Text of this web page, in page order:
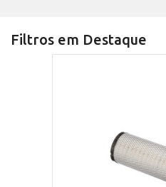
Filtros em Destaque